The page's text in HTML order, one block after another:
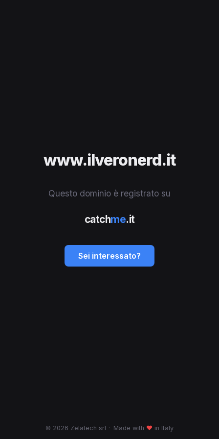
www.ilveronerd.it
Questo dominio è registrato su
catchme.it
Sei interessato?
© 2026 Zelatech srl · Made with ♥ in Italy